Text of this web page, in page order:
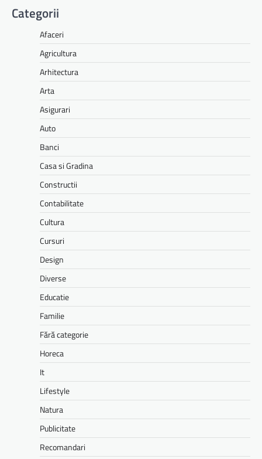
Categorii
Afaceri
Agricultura
Arhitectura
Arta
Asigurari
Auto
Banci
Casa si Gradina
Constructii
Contabilitate
Cultura
Cursuri
Design
Diverse
Educatie
Familie
Fără categorie
Horeca
It
Lifestyle
Natura
Publicitate
Recomandari